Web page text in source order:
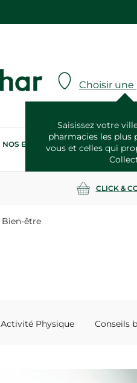
Choisir
Saisissez votre
pharmacies les plus
vous et celles qui
NOS ENGAGEMENTS
RSE
CLICK &
Bien-être
Activité Physique Conseils